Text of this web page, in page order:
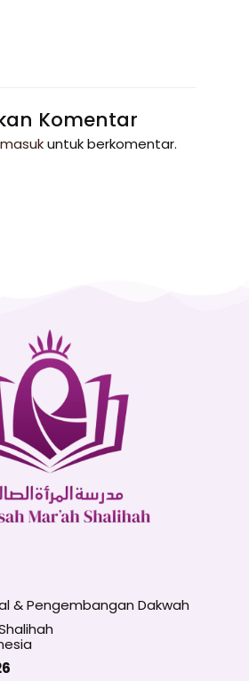
Komentar
masukuntuk berkomentar.
& Pengembangan Dakwah